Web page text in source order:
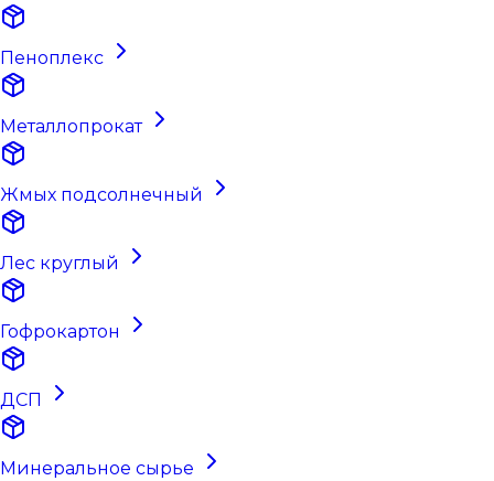
Пеноплекс
Металлопрокат
Жмых подсолнечный
Лес круглый
Гофрокартон
ДСП
Минеральное сырье